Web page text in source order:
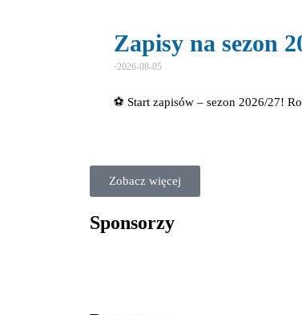
Zapisy na sezon
⋅2026-08-05
⚽ Start zapisów – sezon 2026/27!
Zobacz więcej
Sponsorzy